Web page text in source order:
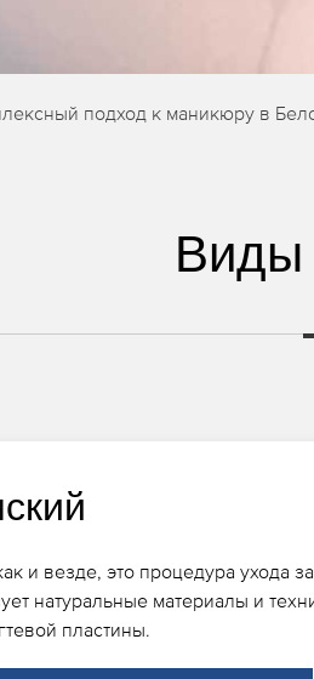
подход к маникюру в
Виды
и везде, это процедура ухода за
натуральные материалы и
пластины.